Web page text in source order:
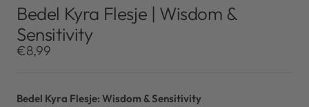
naar
slide
naar
slide
Bedel Kyra Flesje | Wisdom &
Sensitivity
Kortingsprijs
€8,99
Bedel Kyra Flesje: Wisdom & Sensitivity